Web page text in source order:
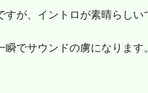
が、イントロが素晴らしい
でサウンドの虜になります。